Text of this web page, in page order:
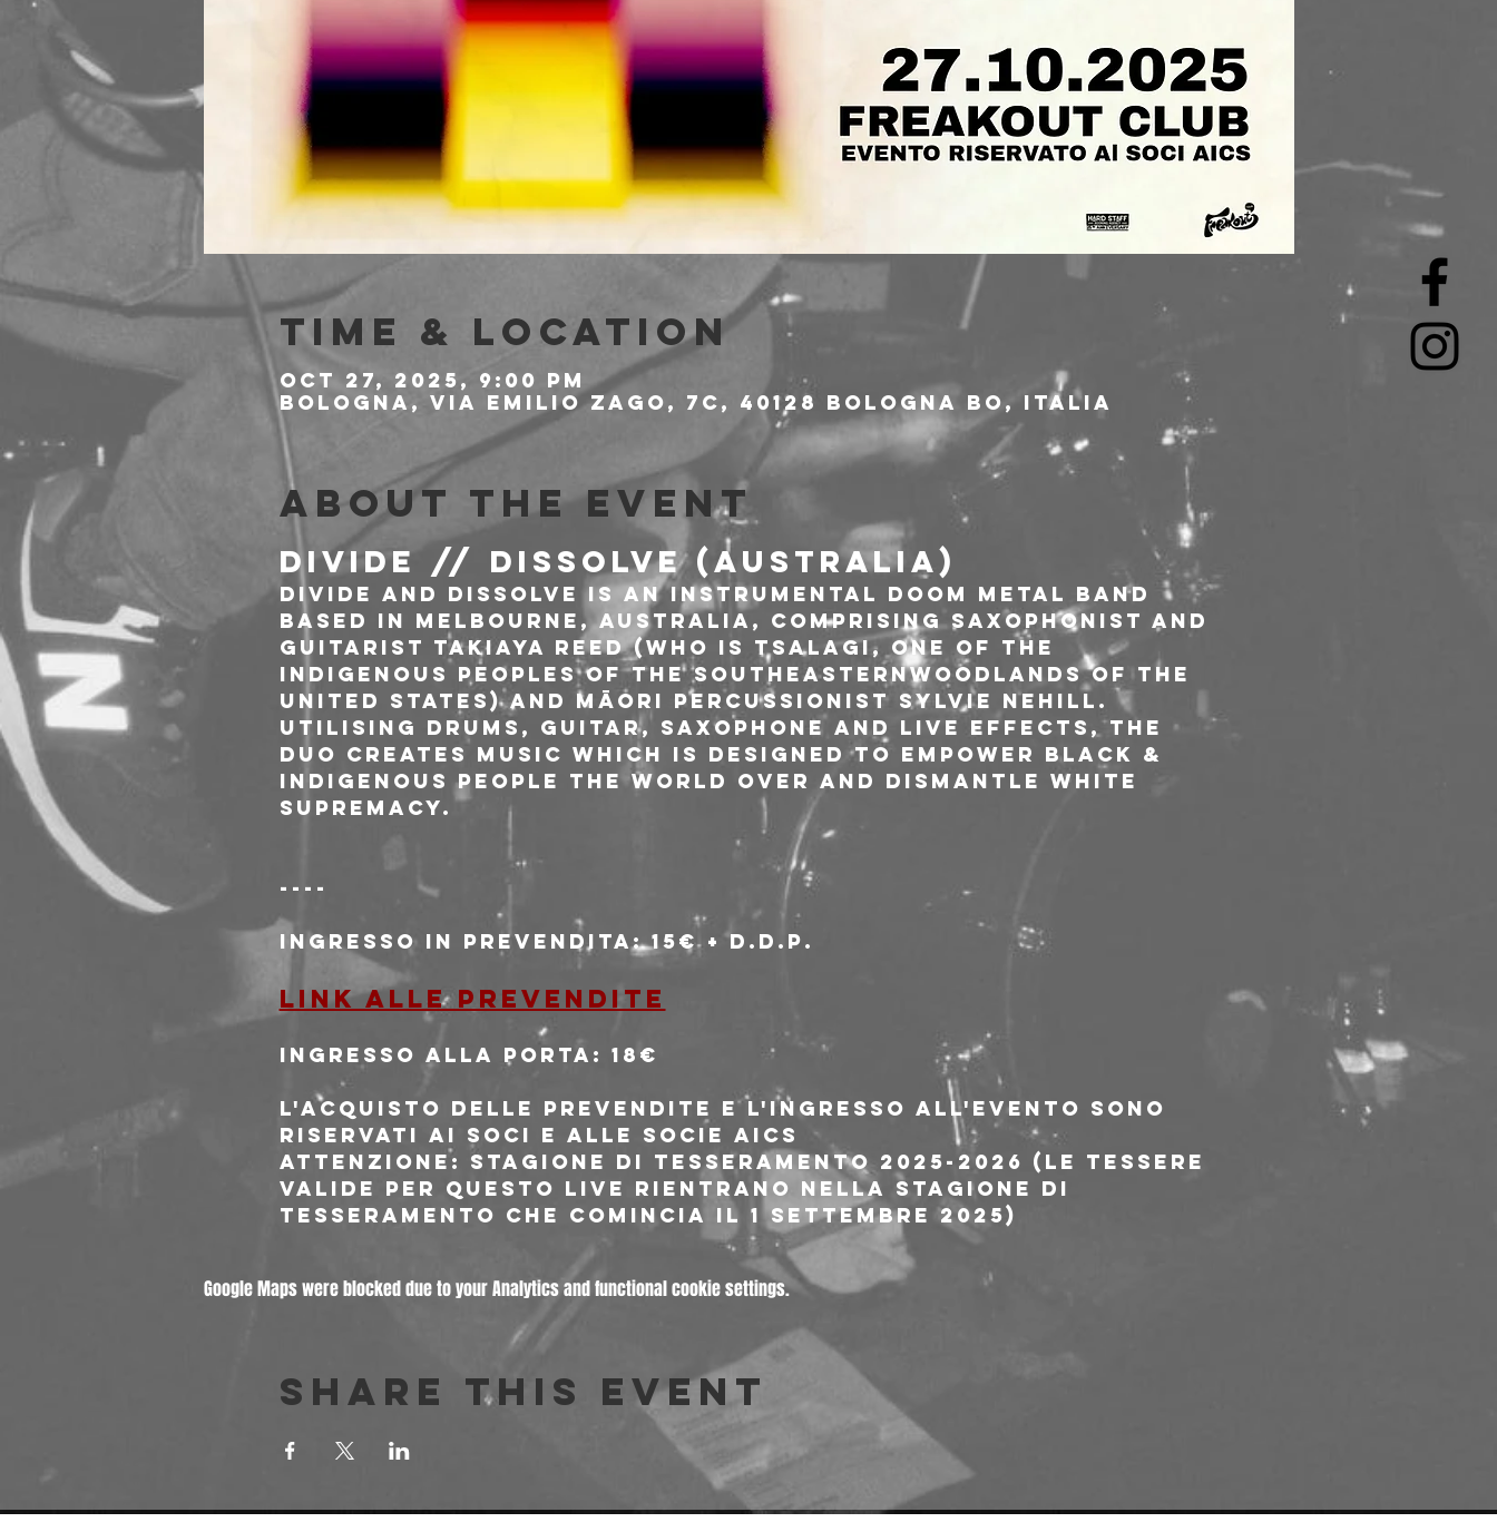
Time & Location
Oct 27, 2025, 9:00 PM
Bologna, Via Emilio Zago, 7c, 40128 Bologna BO, Italia
About the event
DIVIDE // DISSOLVE (AUSTRALIA)
Divide and Dissolve is an instrumental Doom metal band
based in Melbourne, Australia, comprising saxophonist and
guitarist Takiaya Reed (who is Tsalagi, one of the
indigenous peoples of the southeasternwoodlands of the
United States) and Māori percussionist Sylvie Nehill.
Utilising drums, guitar, saxophone and live effects, the
duo creates music which is designed to empower Black &
Indigenous people the world over and dismantle white
supremacy.
----
Ingresso in prevendita: 15€ + d.d.p.
LINK ALLE PREVENDITE
Ingresso alla porta: 18€
L'acquisto delle prevendite e l'ingresso all'evento sono
riservati ai soci e alle socie AICS
Attenzione: Stagione di tesseramento 2025-2026 (le tessere
valide per questo live rientrano nella stagione di
tesseramento che comincia il 1 settembre 2025)
Google Maps were blocked due to your Analytics and functional cookie settings.
Share this event